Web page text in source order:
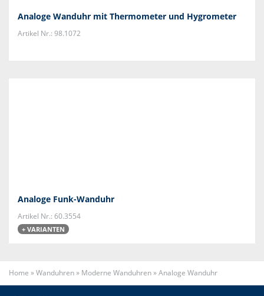
Analoge Wanduhr mit Thermometer und Hygrometer
Artikel Nr.: 98.1072
Analoge Funk-Wanduhr
Artikel Nr.: 60.3554
+ VARIANTEN
Home »Wanduhren» Moderne Wanduhren»Analoge Wanduhr